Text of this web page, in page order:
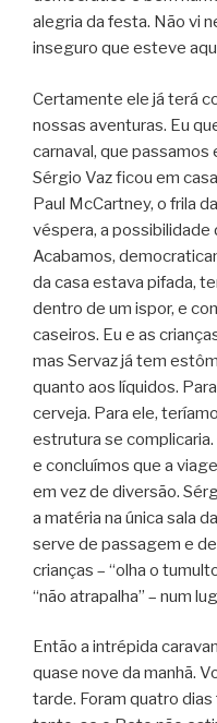
alegria da festa. Não vi
inseguro que esteve
Certamente ele já terá
nossas aventuras. Eu
carnaval, que passamos
Sérgio Vaz ficou em
Paul McCartney, o frila da
véspera, a possibilidade
Acabamos,
da casa estava pifada,
dentro de um ispor, e
caseiros. Eu e as
mas Servaz já tem
quanto aos líquidos.
cerveja. Para ele,
estrutura se
e concluímos que a
em vez de diversão.
a matéria na única sala
serve de passagem e
crianças – “olha o
“não atrapalha” – num
Então a intrépida
quase nove da manhã.
tarde. Foram quatro